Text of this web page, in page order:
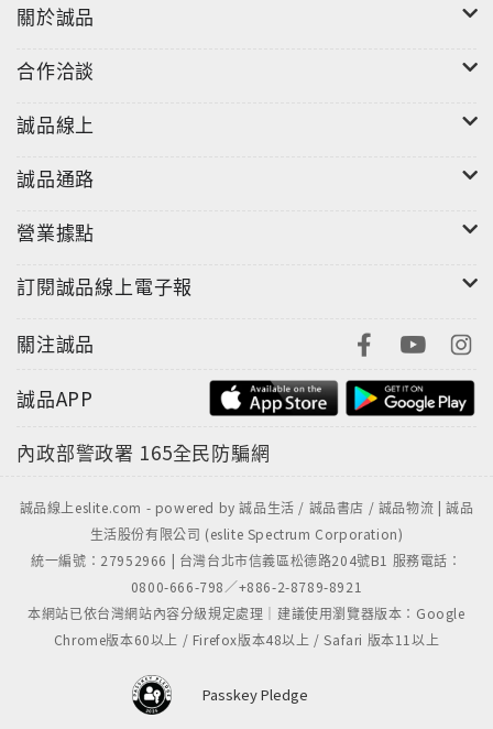
關於誠品
合作洽談
誠品線上
誠品通路
營業據點
訂閱誠品線上電子報
關注誠品
誠品APP
內政部警政署 165全民防騙網
誠品線上eslite.com - powered by 誠品生活 / 誠品書店 / 誠品物流 | 誠品
生活股份有限公司 (eslite Spectrum Corporation)
統一編號：27952966 | 台灣台北市信義區松德路204號B1 服務電話：
0800-666-798／+886-2-8789-8921
本網站已依台灣網站內容分級規定處理｜建議使用瀏覽器版本：Google
Chrome版本60以上 / Firefox版本48以上 / Safari 版本11以上
Passkey Pledge